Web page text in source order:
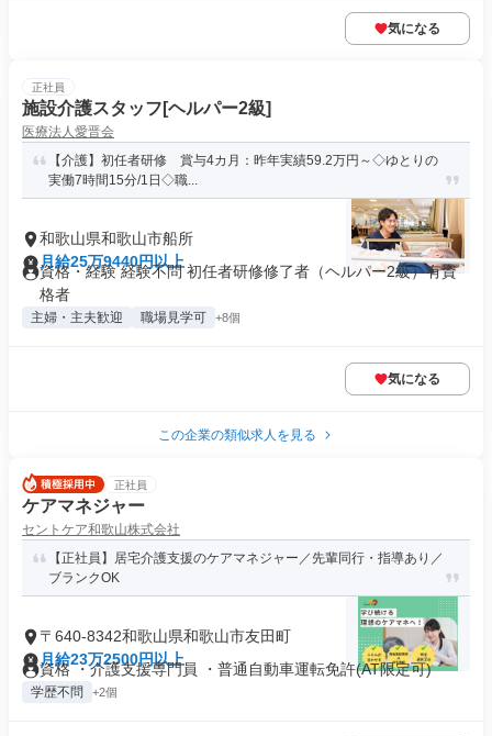
気になる
正社員
施設介護スタッフ[ヘルパー2級]
医療法人愛晋会
【介護】初任者研修 賞与4カ月：昨年実績59.2万円～◇ゆとりの
実働7時間15分/1日◇職...
和歌山県和歌山市船所
月給25万9440円以上
資格・経験 経験不問 初任者研修修了者（ヘルパー2級）有資
格者
主婦・主夫歓迎 職場見学可 +8個
気になる
この企業の類似求人を見る
正社員
ケアマネジャー
セントケア和歌山株式会社
【正社員】居宅介護支援のケアマネジャー／先輩同行・指導あり／
ブランクOK
〒640-8342和歌山県和歌山市友田町
月給23万2500円以上
資格 ・介護支援専門員 ・普通自動車運転免許(AT限定可)
学歴不問 +2個